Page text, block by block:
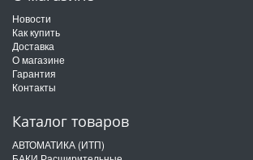
Новости
Как купить
Доставка
О магазине
Гарантия
Контакты
Каталог товаров
АВТОМАТИКА (ИТП)